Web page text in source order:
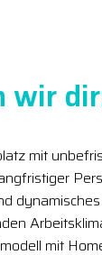
wir
mit
mit